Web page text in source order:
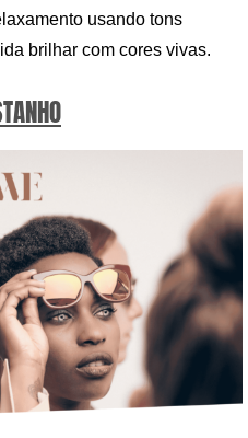
usando tons
brilhar com cores vivas.